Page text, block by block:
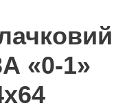
«0-1»